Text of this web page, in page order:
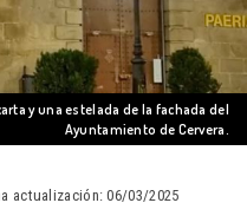
y una estelada de la fachada del
Ayuntamiento de Cervera.
actualización: 06/03/2025